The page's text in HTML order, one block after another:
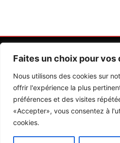
Faites un choix pour vos
Nous utilisons des cookies sur
offrir l'expérience la plus
préférences et des visites
«Accepter», vous consentez à
cookies.
Contactez Nos Rédactions